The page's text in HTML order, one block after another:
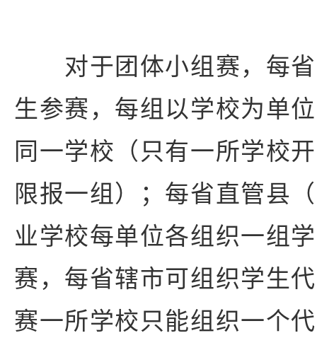
对于团体小组赛，每省
生参赛，每组以学校为单
同一学校（只有一所学校
限报一组）；每省直管县
业学校每单位各组织一组
赛，每省辖市可组织学生
赛一所学校只能组织一个